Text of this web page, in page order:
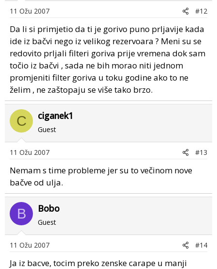
11 Ožu 2007 #12
Da li si primjetio da ti je gorivo puno prljavije kada
ide iz bačvi nego iz velikog rezervoara ? Meni su se
redovito prljali filteri goriva prije vremena dok sam
točio iz bačvi , sada ne bih morao niti jednom
promjeniti filter goriva u toku godine ako to ne
želim , ne zaštopaju se više tako brzo.
C ciganek1
Guest
11 Ožu 2007 #13
Nemam s time probleme jer su to večinom nove
bačve od ulja.
B Bobo
Guest
11 Ožu 2007 #14
Ja iz bacve, tocim preko zenske carape u manji